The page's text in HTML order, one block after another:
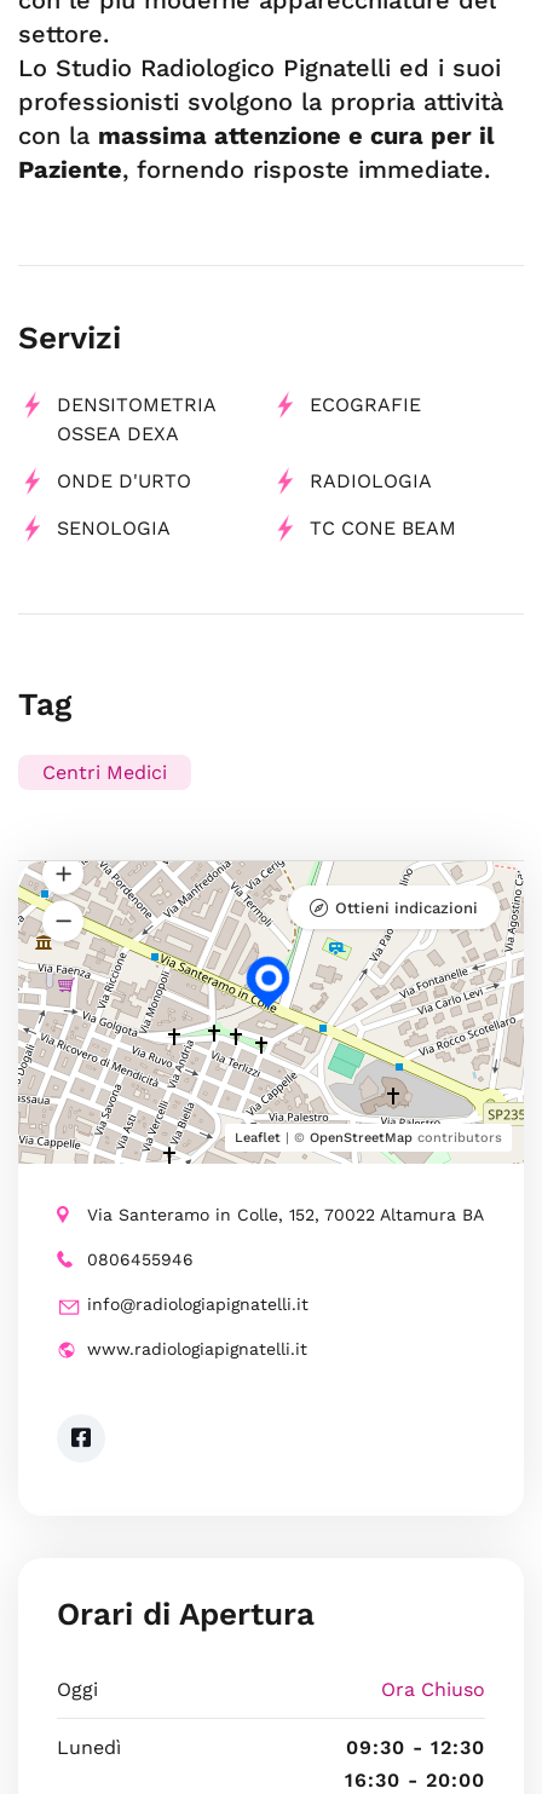
settore.
Lo Studio Radiologico Pignatelli ed i suoi
professionisti svolgono la propria attività
con la massima attenzione e cura per il
Paziente, fornendo risposte immediate.
Servizi
DENSITOMETRIA
OSSEA DEXA
ECOGRAFIE
ONDE D'URTO RADIOLOGIA
SENOLOGIA TC CONE BEAM
Tag
Centri Medici
Leaflet | © OpenStreetMap contributors
Ottieni indicazioni
Via Santeramo in Colle, 152, 70022 Altamura BA
0806455946
info@radiologiapignatelli.it
www.radiologiapignatelli.it
Orari di Apertura
Oggi Ora Chiuso
Lunedì
09:30 - 12:30
16:30 - 20:00